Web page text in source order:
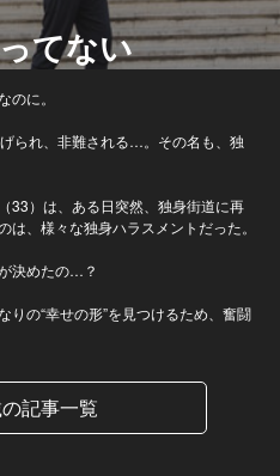
てない
のに。
られ、非難される…。その名も、独
33）は、ある日突然、独身街道に再
、様々な独身ハラスメントだった。
決めたの…？
りの“幸せの形”を見つけるため、奮闘
記事一覧